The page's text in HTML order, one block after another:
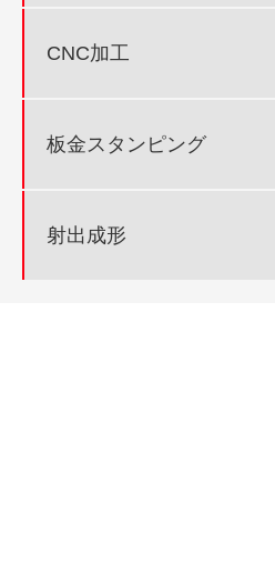
CNC加工
板金スタンピング
射出成形